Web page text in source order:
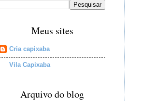
Meus sites
Cria capixaba
Vila Capixaba
Arquivo do blog